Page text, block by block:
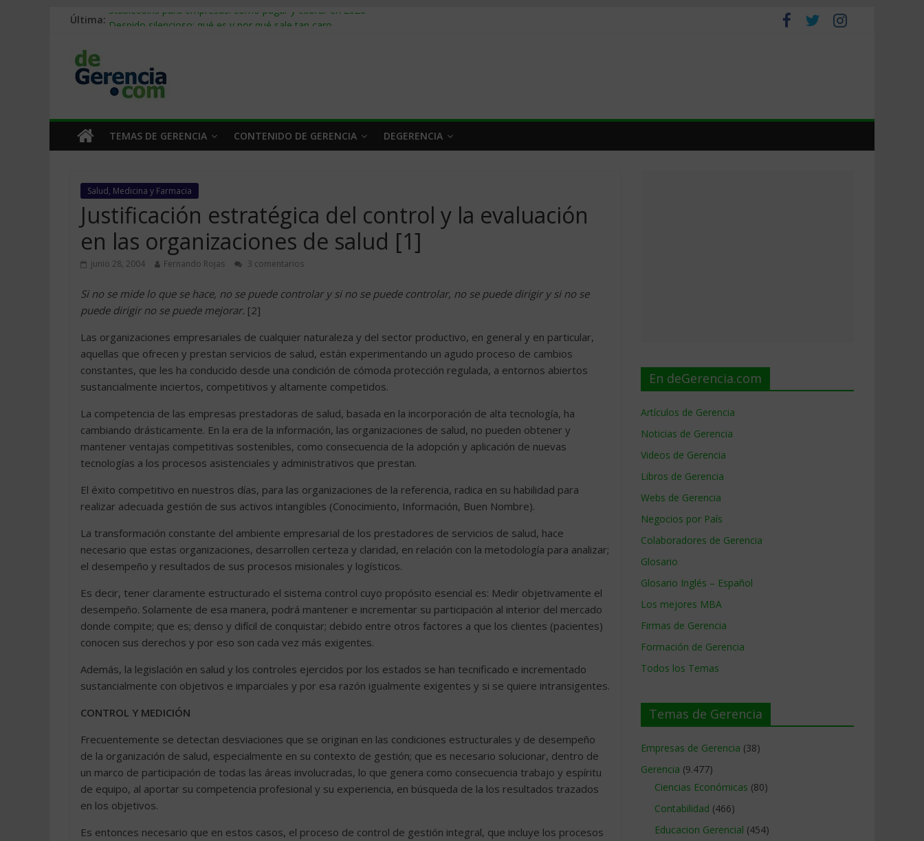
Última: Stablecoins para empresas: cómo pagar y cobrar en 2026
Trabajo forzoso en la cadena de suministro: qué hacer
Mercado hispano de EE. UU.: cómo segmentarlo y venderle
TEMAS DE GERENCIA CONTENIDO DE GERENCIA DEGERENCIA
Salud, Medicina y Farmacia
Justificación estratégica del control y la evaluación
en las organizaciones de salud [1]
junio 28, 2004 Fernando Rojas 3 comentarios
Si no se mide lo que se hace, no se puede controlar y si no se puede controlar, no se puede dirigir y si no se
puede dirigir no se puede mejorar. [2]
Las organizaciones empresariales de cualquier naturaleza y del sector productivo, en general y en particular,
aquellas que ofrecen y prestan servicios de salud, están experimentando un agudo proceso de cambios
constantes, que les ha conducido desde una condición de cómoda protección regulada, a entornos abiertos
sustancialmente inciertos, competitivos y altamente competidos.
La competencia de las empresas prestadoras de salud, basada en la incorporación de alta tecnología, ha
cambiando drásticamente. En la era de la información, las organizaciones de salud, no pueden obtener y
mantener ventajas competitivas sostenibles, como consecuencia de la adopción y aplicación de nuevas
tecnologías a los procesos asistenciales y administrativos que prestan.
El éxito competitivo en nuestros días, para las organizaciones de la referencia, radica en su habilidad para
realizar adecuada gestión de sus activos intangibles (Conocimiento, Información, Buen Nombre).
La transformación constante del ambiente empresarial de los prestadores de servicios de salud, hace
necesario que estas organizaciones, desarrollen certeza y claridad, en relación con la metodología para analizar;
el desempeño y resultados de sus procesos misionales y logísticos.
Es decir, tener claramente estructurado el sistema control cuyo propósito esencial es: Medir objetivamente el
desempeño. Solamente de esa manera, podrá mantener e incrementar su participación al interior del mercado
donde compite; que es; denso y difícil de conquistar; debido entre otros factores a que los clientes (pacientes)
conocen sus derechos y por eso son cada vez más exigentes.
Además, la legislación en salud y los controles ejercidos por los estados se han tecnificado e incrementado
sustancialmente con objetivos e imparciales y por esa razón igualmente exigentes y si se quiere intransigentes.
CONTROL Y MEDICIÓN
Frecuentemente se detectan desviaciones que se originan en las condiciones estructurales y de desempeño
de la organización de salud, especialmente en su contexto de gestión; que es necesario solucionar, dentro de
un marco de participación de todas las áreas involucradas, lo que genera como consecuencia trabajo y espíritu
de equipo, al aportar su competencia profesional y su experiencia, en búsqueda de la los resultados trazados
en los objetivos.
Es entonces necesario que en estos casos, el proceso de control de gestión integral, que incluye los procesos
En deGerencia.com
Artículos de Gerencia
Noticias de Gerencia
Videos de Gerencia
Libros de Gerencia
Webs de Gerencia
Negocios por País
Colaboradores de Gerencia
Glosario
Glosario Inglés – Español
Los mejores MBA
Firmas de Gerencia
Formación de Gerencia
Todos los Temas
Temas de Gerencia
Empresas de Gerencia (38)
Gerencia (9.477)
Ciencias Económicas (80)
Contabilidad (466)
Educacion Gerencial (454)